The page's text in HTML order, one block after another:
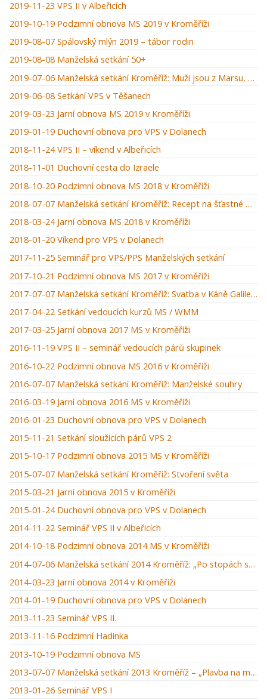
2019-11-23 VPS II v Albeřicích
2019-10-19 Podzimní obnova MS 2019 v Kroměříži
2019-08-07 Spálovský mlýn 2019 – tábor rodin
2019-08-08 Manželská setkání 50+
2019-07-06 Manželská setkání Kroměříž: Muži jsou z Marsu, ženy z Venuše
2019-06-08 Setkání VPS v Těšanech
2019-03-23 Jarní obnova MS 2019 v Kroměříži
2019-01-19 Duchovní obnova pro VPS v Dolanech
2018-11-24 VPS II – víkend v Albeřicích
2018-11-01 Duchovní cesta do Izraele
2018-10-20 Podzimní obnova MS 2018 v Kroměříži
2018-07-07 Manželská setkání Kroměříž: Recept na šťastné manželství
2018-03-24 Jarní obnova MS 2018 v Kroměříži
2018-01-20 Víkend pro VPS v Dolanech
2017-11-25 Seminář pro VPS/PPS Manželských setkání
2017-10-21 Podzimní obnova MS 2017 v Kroměříži
2017-07-07 Manželská setkání Kroměříž: Svatba v Káně Galilejské
2017-04-22 Setkání vedoucích kurzů MS / WMM
2017-03-25 Jarní obnova 2017 MS v Kroměříži
2016-11-19 VPS II – seminář vedoucích párů skupinek
2016-10-22 Podzimní obnova MS 2016 v Kroměříži
2016-07-07 Manželská setkání Kroměříž: Manželské souhry
2016-03-19 Jarní obnova 2016 MS v Kroměříži
2016-01-23 Duchovní obnova pro VPS v Dolanech
2015-11-21 Setkání sloužících párů VPS 2
2015-10-17 Podzimní obnova 2015 MS v Kroměříži
2015-07-07 Manželská setkání Kroměříž: Stvoření světa
2015-03-21 Jarní obnova 2015 v Kroměříži
2015-01-24 Duchovní obnova pro VPS v Dolanech
2014-11-22 Seminář VPS II v Albeřicích
2014-10-18 Podzimní obnova 2014 MS v Kroměříži
2014-07-06 Manželská setkání 2014 Kroměříž: „Po stopách starého zákona“
2014-03-23 Jarní obnova 2014 v Kroměříži
2014-01-19 Duchovní obnova pro VPS v Dolanech
2013-11-23 Seminář VPS II.
2013-11-16 Podzimní Hadinka
2013-10-19 Podzimní obnova MS
2013-07-07 Manželská setkání 2013 Kroměříž – „Plavba na moři“
2013-01-26 Seminář VPS I